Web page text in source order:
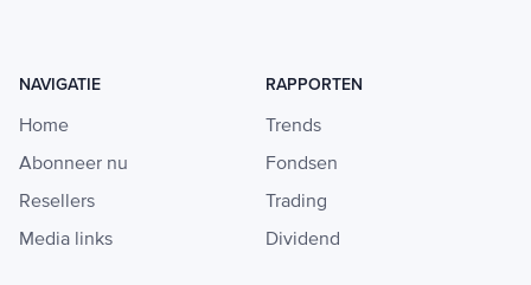
NAVIGATIE
Home
Abonneer nu
Resellers
Media links
RAPPORTEN
Trends
Fondsen
Trading
Dividend